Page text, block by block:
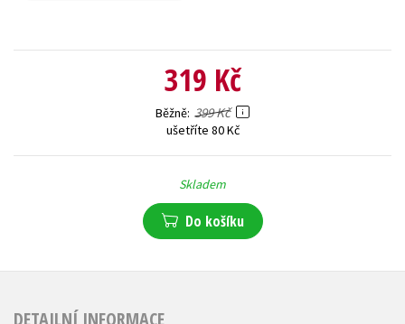
319 Kč
Běžně 399 Kč
ušetříte 80 Kč
Skladem
Do košíku
DETAILNÍ INFORMACE